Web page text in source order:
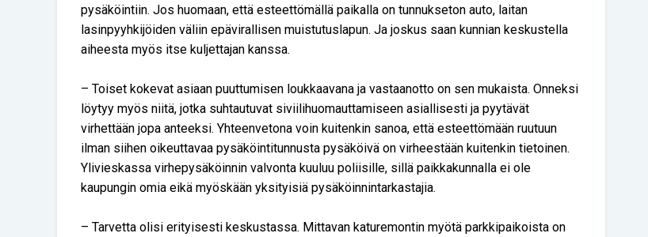
pysäköintiin. Jos huomaan, että esteettömällä paikalla on tunnukseton auto, laitan
lasinpyyhkijöiden väliin epävirallisen muistutuslapun. Ja joskus saan kunnian keskustella
aiheesta myös itse kuljettajan kanssa.
– Toiset kokevat asiaan puuttumisen loukkaavana ja vastaanotto on sen mukaista. Onneksi
löytyy myös niitä, jotka suhtautuvat siviilihuomauttamiseen asiallisesti ja pyytävät
virhettään jopa anteeksi. Yhteenvetona voin kuitenkin sanoa, että esteettömään ruutuun
ilman siihen oikeuttavaa pysäköintitunnusta pysäköivä on virheestään kuitenkin tietoinen.
Ylivieskassa virhepysäköinnin valvonta kuuluu poliisille, sillä paikkakunnalla ei ole
kaupungin omia eikä myöskään yksityisiä pysäköinnintarkastajia.
– Tarvetta olisi erityisesti keskustassa. Mittavan katuremontin myötä parkkipaikoista on